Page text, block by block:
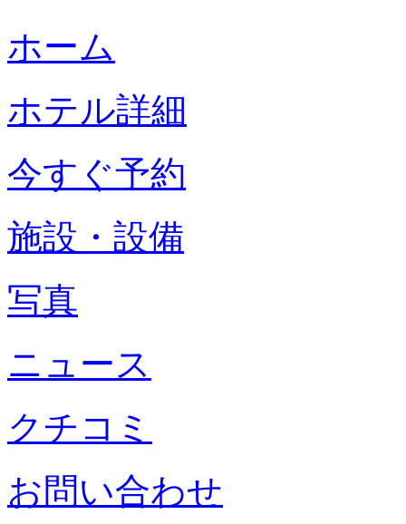
ホーム
ホテル詳細
今すぐ予約
施設・設備
写真
ニュース
クチコミ
お問い合わせ